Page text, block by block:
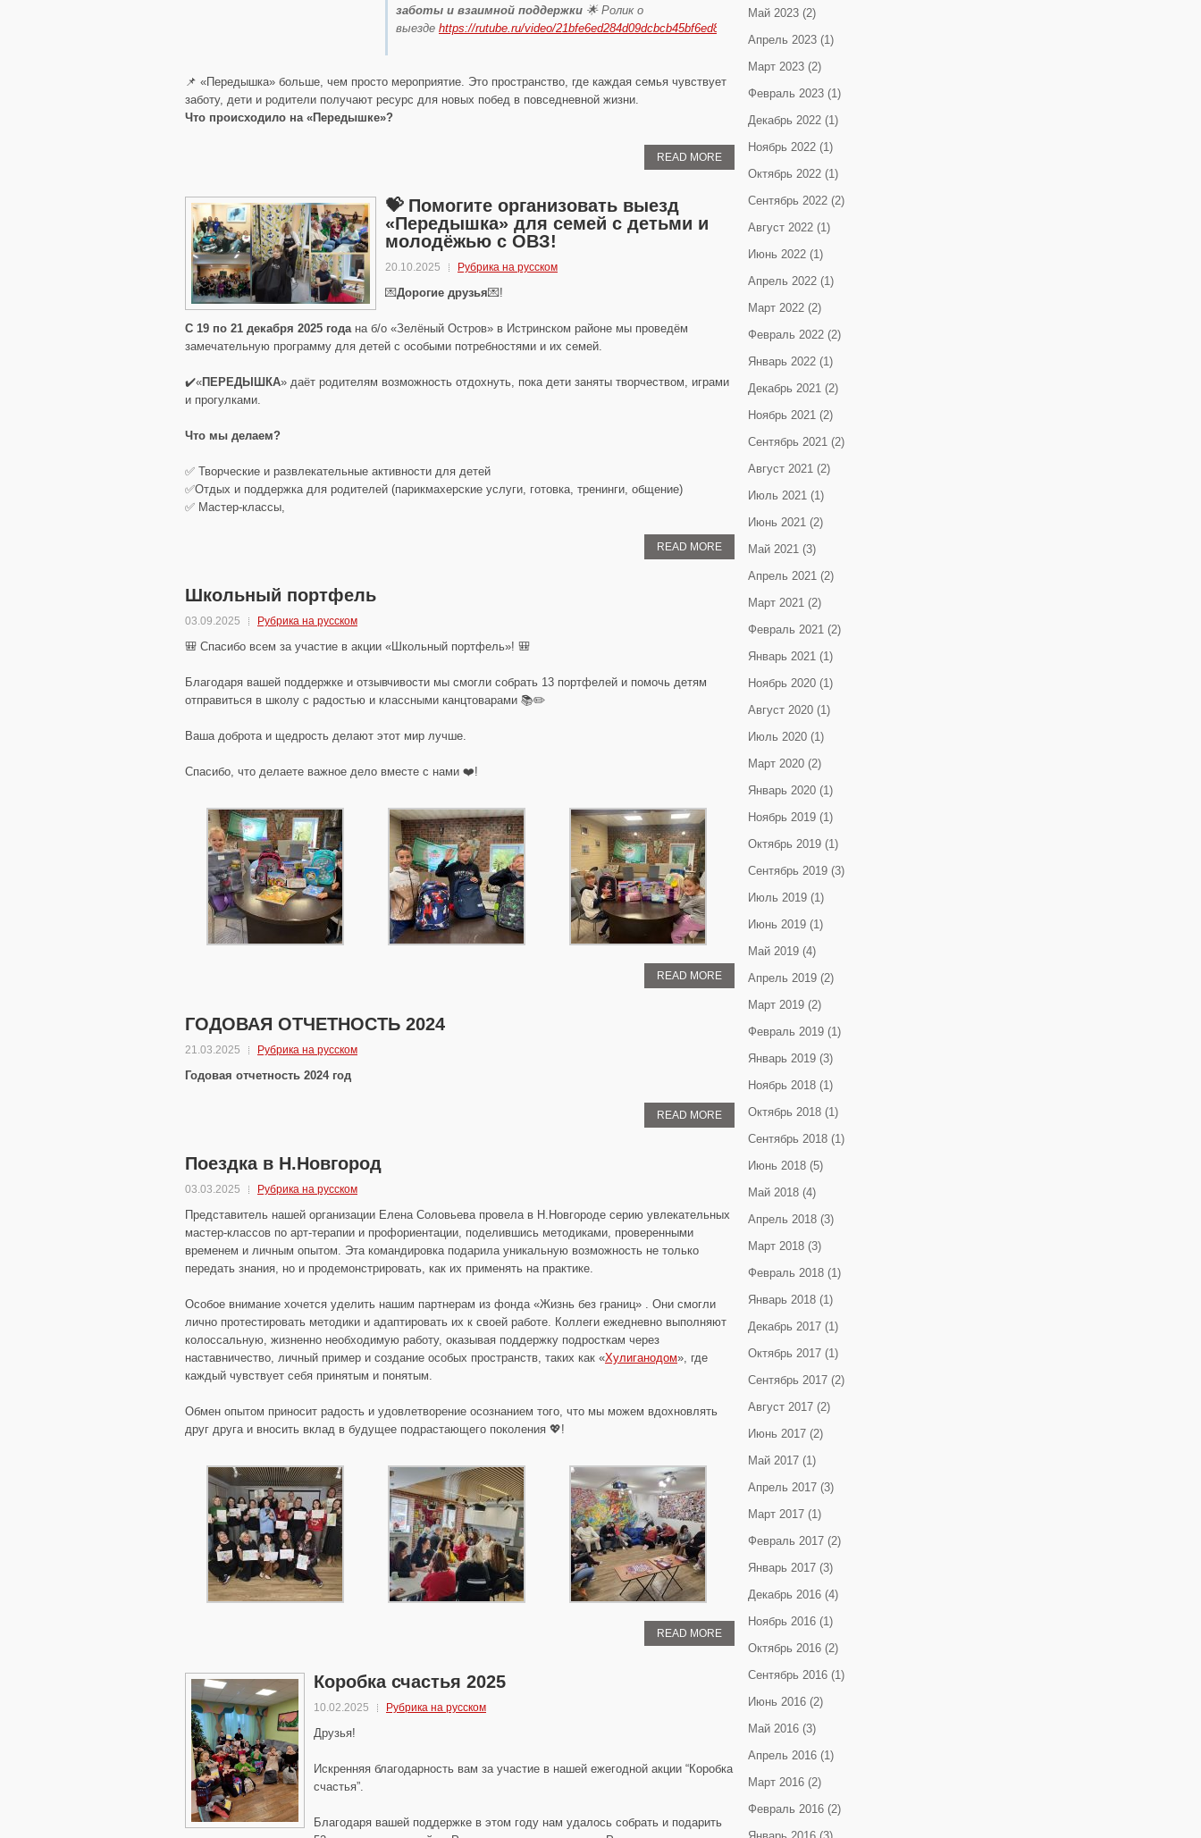
заботы и взаимной поддержки 🌟 Ролик о
выезде https://rutube.ru/video/21bfe6ed284d09dcbcb45bf6ed85d0e6/
📌 «Передышка» больше, чем просто мероприятие. Это пространство, где каждая семья чувствует
заботу, дети и родители получают ресурс для новых побед в повседневной жизни.
Что происходило на «Передышке»?
READ MORE
💝 Помогите организовать выезд
«Передышка» для семей с детьми и
молодёжью с ОВЗ!
20.10.2025 Рубрика на русском
💌Дорогие друзья💌!
С 19 по 21 декабря 2025 годана б/о «Зелёный Остров» в Истринском районе мы проведём
замечательную программу для детей с особыми потребностями и их семей.
✔️«ПЕРЕДЫШКА» даёт родителям возможность отдохнуть, пока дети заняты творчеством, играми
и прогулками.
Что мы делаем?
✅ Творческие и развлекательные активности для детей
✅Отдых и поддержка для родителей (парикмахерские услуги, готовка, тренинги, общение)
✅ Мастер-классы,
READ MORE
Школьный портфель
03.09.2025 Рубрика на русском
🎒 Спасибо всем за участие в акции «Школьный портфель»! 🎒
Благодаря вашей поддержке и отзывчивости мы смогли собрать 13 портфелей и помочь детям
отправиться в школу с радостью и классными канцтоварами 📚✏️
Ваша доброта и щедрость делают этот мир лучше.
Спасибо, что делаете важное дело вместе с нами ❤️!
READ MORE
ГОДОВАЯ ОТЧЕТНОСТЬ 2024
21.03.2025 Рубрика на русском
Годовая отчетность 2024 год
READ MORE
Поездка в Н.Новгород
03.03.2025 Рубрика на русском
Представитель нашей организации Елена Соловьева провела в Н.Новгороде серию увлекательных
мастер-классов по арт-терапии и профориентации, поделившись методиками, проверенными
временем и личным опытом. Эта командировка подарила уникальную возможность не только
передать знания, но и продемонстрировать, как их применять на практике.
Особое внимание хочется уделить нашим партнерам из фонда «Жизнь без границ» . Они смогли
лично протестировать методики и адаптировать их к своей работе. Коллеги ежедневно выполняют
колоссальную, жизненно необходимую работу, оказывая поддержку подросткам через
наставничество, личный пример и создание особых пространств, таких как «Хулиганодом», где
каждый чувствует себя принятым и понятым.
Обмен опытом приносит радость и удовлетворение осознанием того, что мы можем вдохновлять
друг друга и вносить вклад в будущее подрастающего поколения 💖!
READ MORE
Коробка счастья 2025
10.02.2025 Рубрика на русском
Друзья!
Искренняя благодарность вам за участие в нашей ежегодной акции “Коробка
счастья”.
Благодаря вашей поддержке в этом году нам удалось собрать и подарить
Май 2023 (2)
Апрель 2023 (1)
Март 2023 (2)
Февраль 2023 (1)
Декабрь 2022 (1)
Ноябрь 2022 (1)
Октябрь 2022 (1)
Сентябрь 2022 (2)
Август 2022 (1)
Июнь 2022 (1)
Апрель 2022 (1)
Март 2022 (2)
Февраль 2022 (2)
Январь 2022 (1)
Декабрь 2021 (2)
Ноябрь 2021 (2)
Сентябрь 2021 (2)
Август 2021 (2)
Июль 2021 (1)
Июнь 2021 (2)
Май 2021 (3)
Апрель 2021 (2)
Март 2021 (2)
Февраль 2021 (2)
Январь 2021 (1)
Ноябрь 2020 (1)
Август 2020 (1)
Июль 2020 (1)
Март 2020 (2)
Январь 2020 (1)
Ноябрь 2019 (1)
Октябрь 2019 (1)
Сентябрь 2019 (3)
Июль 2019 (1)
Июнь 2019 (1)
Май 2019 (4)
Апрель 2019 (2)
Март 2019 (2)
Февраль 2019 (1)
Январь 2019 (3)
Ноябрь 2018 (1)
Октябрь 2018 (1)
Сентябрь 2018 (1)
Июнь 2018 (5)
Май 2018 (4)
Апрель 2018 (3)
Март 2018 (3)
Февраль 2018 (1)
Январь 2018 (1)
Декабрь 2017 (1)
Октябрь 2017 (1)
Сентябрь 2017 (2)
Август 2017 (2)
Июнь 2017 (2)
Май 2017 (1)
Апрель 2017 (3)
Март 2017 (1)
Февраль 2017 (2)
Январь 2017 (3)
Декабрь 2016 (4)
Ноябрь 2016 (1)
Октябрь 2016 (2)
Сентябрь 2016 (1)
Июнь 2016 (2)
Май 2016 (3)
Апрель 2016 (1)
Март 2016 (2)
Февраль 2016 (2)